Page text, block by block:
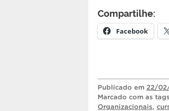
Compartilhe:
Facebook
Publicado em 22/
Marcado com as tags
Organizacionais,